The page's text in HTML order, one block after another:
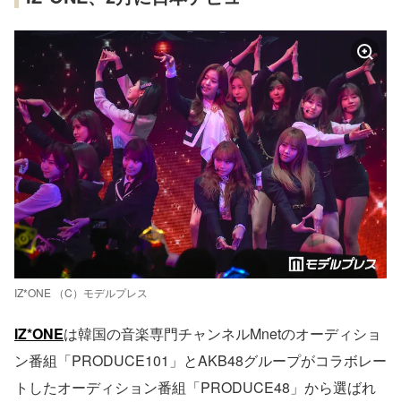
IZ*ONE （C）モデルプレス
IZ*ONEは韓国の音楽専門チャンネルMnetのオーディショ
ン番組「PRODUCE101」とAKB48グループがコラボレー
トしたオーディション番組「PRODUCE48」から選ばれ